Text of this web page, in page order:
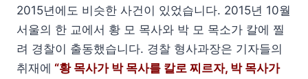
2015년에도 비슷한 사건이 있었습니다. 2015년 10월
서울의 한 교에서 황 모 목사와 박 모 목소가 칼에 찔
려 경찰이 출동했습니다. 경찰 형사과장은 기자들의
취재에 “황 목사가 박 목사를 칼로 찌르자, 박 목사가